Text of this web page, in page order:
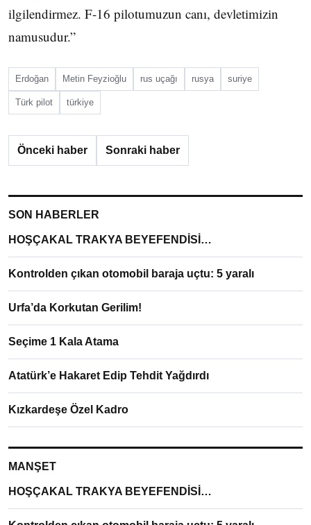
ilgilendirmez. F-16 pilotumuzun canı, devletimizin
namusudur.”
Erdoğan Metin Feyzioğlu rus uçağı rusya suriye
Türk pilot türkiye
Önceki haber Sonraki haber
SON HABERLER
HOŞÇAKAL TRAKYA BEYEFENDİSİ…
Kontrolden çıkan otomobil baraja uçtu: 5 yaralı
Urfa’da Korkutan Gerilim!
Seçime 1 Kala Atama
Atatürk’e Hakaret Edip Tehdit Yağdırdı
Kızkardeşe Özel Kadro
MANŞET
HOŞÇAKAL TRAKYA BEYEFENDİSİ…